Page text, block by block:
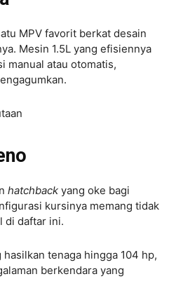
MPV favorit berkat desain
Mesin 1.5L yang efisiennya
manual atau otomatis,
hatchback yang oke bagi
kursinya memang tidak
di daftar ini.
hasilkan tenaga hingga 104 hp,
berkendara yang